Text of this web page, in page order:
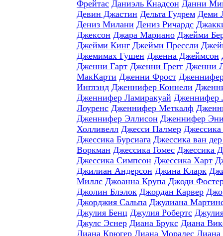
Фрейтас Даниэль Кнадсон Данни
Девин Джастин Дельта Гудрем Деми
Дениз Милани Дениз Ричардс
Джексон Джара Мариано Джейми
Джейми Кинг Джейми Прессли
Джемимах Гушен Дженна Джеймсон
Дженни Гарт Дженни Грегг Дженни
МакКарти Дженни Фрост
Инглэнд Дженнифер Коннели
Дженнифер Ламиракуай Дженнифер
Лоуренс Дженнифер Меткалф
Дженнифер Эллисон Дженнифер
Холливелл Джесси Палмер
Джессика Бурсиага Джессика ван
Воркман Джессика Гомес Джессика
Джессика Симпсон Джессика Харт
Джилиан Андерсон Джина Кларк
Миллс Джоанна Крупа Джоди
Джолин Блэлок Джордан Карвер
Джорджия Сальпа Джулиана
Джулия Бенц Джулия Робертс
Джулс Эснер Диана Брукс Диана
Диана Крюгер Диана Моралес Диана